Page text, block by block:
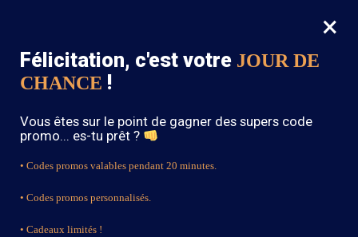
0
SOLDES : -15% sur toute la boutique avec le code « BOHEME15 »
×
Félicitation, c'est votre JOUR DE
CHANCE !
Vous êtes sur le point de gagner des supers code
promo... es-tu prêt ?
• Codes promos valables pendant 20 minutes.
• Codes promos personnalisés.
• Cadeaux limités !